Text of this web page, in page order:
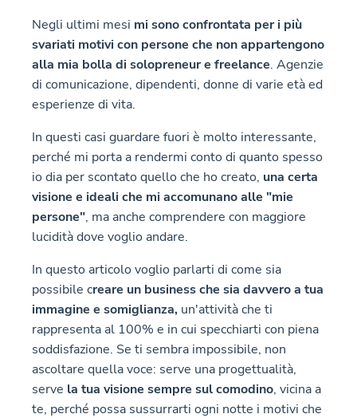
Negli ultimi mesi mi sono confrontata per i più
svariati motivi con persone che non appartengono
alla mia bolla di solopreneur e freelance. Agenzie
di comunicazione, dipendenti, donne di varie età ed
esperienze di vita.
In questi casi guardare fuori è molto interessante,
perché mi porta a rendermi conto di quanto spesso
io dia per scontato quello che ho creato, una certa
visione e ideali che mi accomunano alle "mie
persone", ma anche comprendere con maggiore
lucidità dove voglio andare.
In questo articolo voglio parlarti di come sia
possibile creare un business che sia davvero a tua
immagine e somiglianza, un'attività che ti
rappresenta al 100% e in cui specchiarti con piena
soddisfazione. Se ti sembra impossibile, non
ascoltare quella voce: serve una progettualità,
serve la tua visione sempre sul comodino, vicina a
te, perché possa sussurrarti ogni notte i motivi che